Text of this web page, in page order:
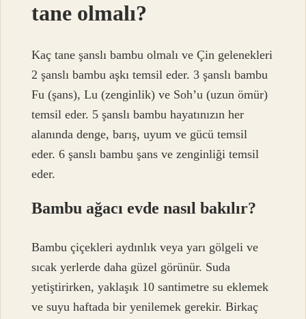
tane olmalı?
Kaç tane şanslı bambu olmalı ve Çin gelenekleri
2 şanslı bambu aşkı temsil eder. 3 şanslı bambu
Fu (şans), Lu (zenginlik) ve Soh’u (uzun ömür)
temsil eder. 5 şanslı bambu hayatınızın her
alanında denge, barış, uyum ve gücü temsil
eder. 6 şanslı bambu şans ve zenginliği temsil
eder.
Bambu ağacı evde nasıl bakılır?
Bambu çiçekleri aydınlık veya yarı gölgeli ve
sıcak yerlerde daha güzel görünür. Suda
yetiştirirken, yaklaşık 10 santimetre su eklemek
ve suyu haftada bir yenilemek gerekir. Birkaç